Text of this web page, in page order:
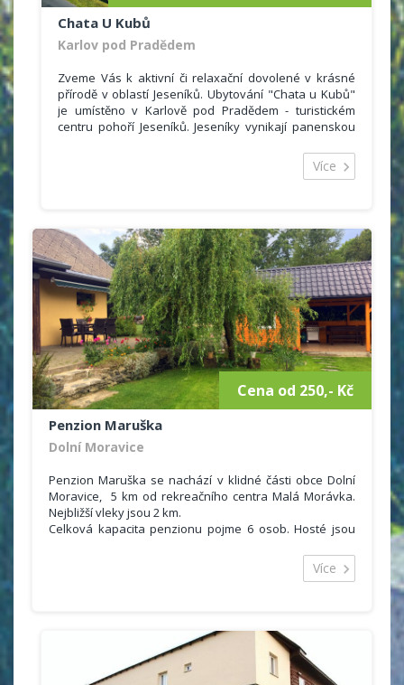
Chata U Kubů
Karlov pod Pradědem
Zveme Vás k aktivní či relaxační dovolené v krásné
přírodě v oblastí Jeseníků. Ubytování "Chata u Kubů"
je umístěno v Karlově pod Pradědem - turistickém
centru pohoří Jeseníků. Jeseníky vynikají panenskou
podmínkami v celé České republice. Obec Karlov pod
Pradědem má dobré autobusové spojení. V blízkosti
potravin. Po celodenním pobytu na čerstvém vzduchu
Vám nabízíme odpočinek a pobavení.
Více
Cena od 250,- Kč
Penzion Maruška
Dolní Moravice
Penzion Maruška se nachází v klidné části obce Dolní
Moravice, 5 km od rekreačního centra Malá Morávka.
Nejbližší vleky jsou 2 km.
Celková kapacita penzionu pojme 6 osob. Hosté jsou
Samozřejmostí je také sociální zařízení se sprchou a
WC. K dispozici je plně vybavená kuchyň (plynový
krbem, saunu, venkovní posezení s venkovním krbem,
Více